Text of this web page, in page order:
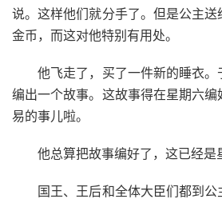
说。这样他们就分手了。但是公主
金币，而这对他特别有用处。
他飞走了，买了一件新的睡衣。
编出一个故事。这故事得在星期六
易的事儿啦。
他总算把故事编好了，这已经是
国王、王后和全体大臣们都到公